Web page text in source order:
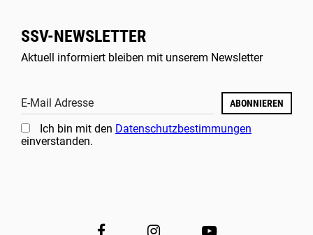
SSV-NEWSLETTER
Aktuell informiert bleiben mit unserem Newsletter
E-Mail Adresse ABONNIEREN
Ich bin mit den Datenschutzbestimmungen
einverstanden.